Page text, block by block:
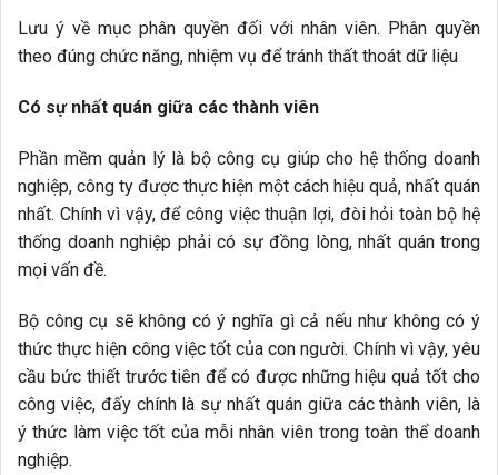
Lưu ý về mục phân quyền đối với nhân viên. Phân quyền
theo đúng chức năng, nhiệm vụ để tránh thất thoát dữ liệu
Có sự nhất quán giữa các thành viên
Phần mềm quản lý là bộ công cụ giúp cho hệ thống doanh
nghiệp, công ty được thực hiện một cách hiệu quả, nhất quán
nhất. Chính vì vậy, để công việc thuận lợi, đòi hỏi toàn bộ hệ
thống doanh nghiệp phải có sự đồng lòng, nhất quán trong
mọi vấn đề.
Bộ công cụ sẽ không có ý nghĩa gì cả nếu như không có ý
thức thực hiện công việc tốt của con người. Chính vì vậy, yêu
cầu bức thiết trước tiên để có được những hiệu quả tốt cho
công việc, đấy chính là sự nhất quán giữa các thành viên, là
ý thức làm việc tốt của mỗi nhân viên trong toàn thể doanh
nghiệp.